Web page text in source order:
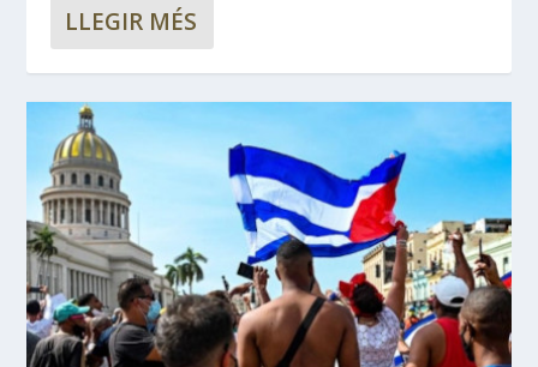
LLEGIR MÉS